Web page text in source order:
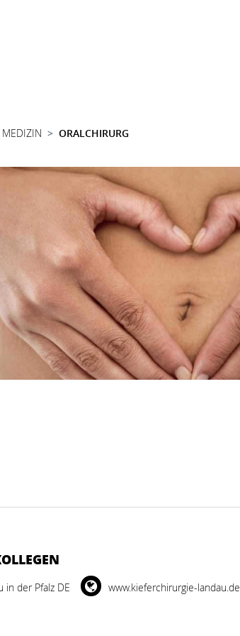
ORALCHIRURG
in der Pfalz DE www.kieferchirurgie-landau.de